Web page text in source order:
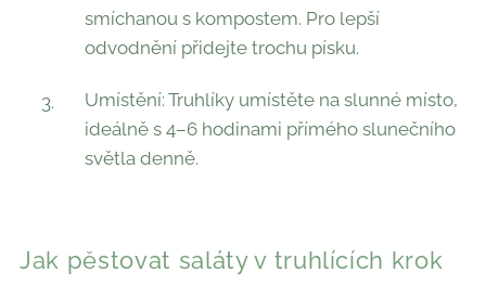
smíchanou s kompostem. Pro lepší
odvodnění přidejte trochu písku.
Umístění: Truhlíky umístěte na slunné místo,
ideálně s 4–6 hodinami přímého slunečního
světla denně.
Jak pěstovat saláty v truhlících krok